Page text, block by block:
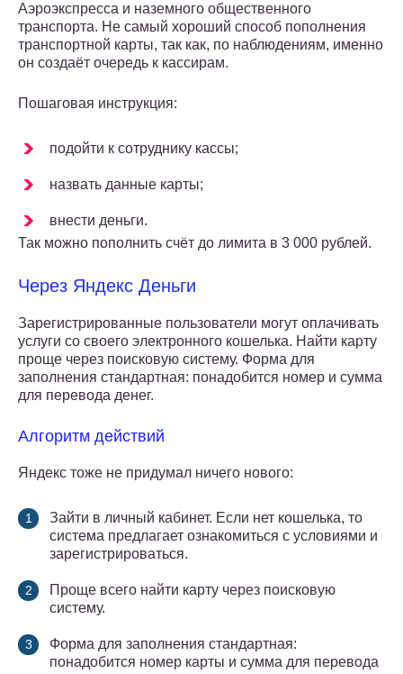
Аэроэкспресса и наземного общественного
транспорта. Не самый хороший способ пополнения
транспортной карты, так как, по наблюдениям, именно
он создаёт очередь к кассирам.
Пошаговая инструкция:
подойти к сотруднику кассы;
назвать данные карты;
внести деньги.
Так можно пополнить счёт до лимита в 3 000 рублей.
Через Яндекс Деньги
Зарегистрированные пользователи могут оплачивать
услуги со своего электронного кошелька. Найти карту
проще через поисковую систему. Форма для
заполнения стандартная: понадобится номер и сумма
для перевода денег.
Алгоритм действий
Яндекс тоже не придумал ничего нового:
Зайти в личный кабинет. Если нет кошелька, то
система предлагает ознакомиться с условиями и
зарегистрироваться.
Проще всего найти карту через поисковую
систему.
Форма для заполнения стандартная:
понадобится номер карты и сумма для перевода